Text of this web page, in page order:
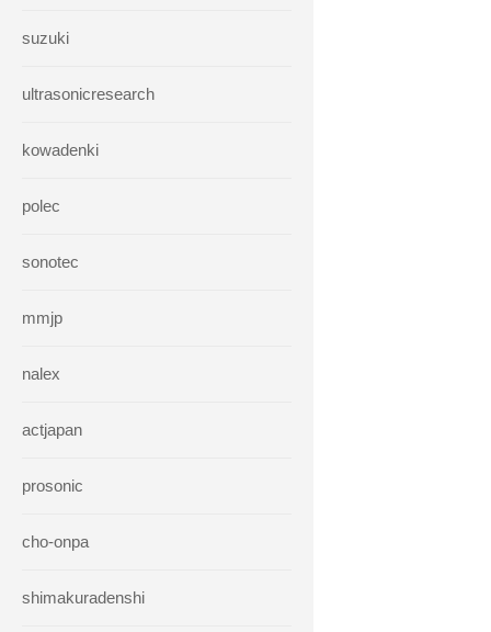
suzuki
ultrasonicresearch
kowadenki
polec
sonotec
mmjp
nalex
actjapan
prosonic
cho-onpa
shimakuradenshi